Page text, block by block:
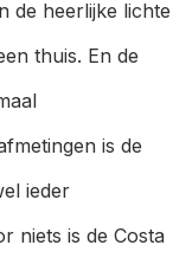
de heerlijke lichte
thuis. En de
is de
ieder
niets is de Costa